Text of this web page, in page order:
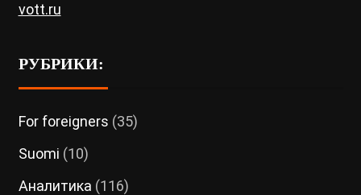
vott.ru
РУБРИКИ:
For foreigners (35)
Suomi (10)
Аналитика (116)